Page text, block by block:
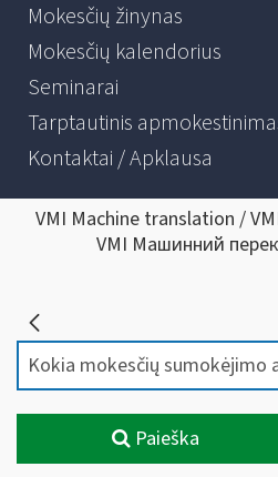
Mokesčių žinynas
Mokesčių kalendorius
Seminarai
Tarptautinis
Kontaktai / Apklausa
VMI Machine translation /
VMI Машинний
Paieška